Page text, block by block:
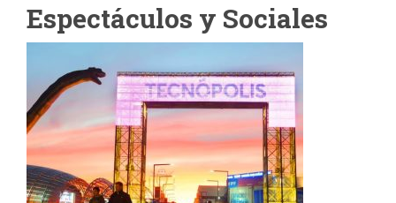
Espectáculos y Sociales